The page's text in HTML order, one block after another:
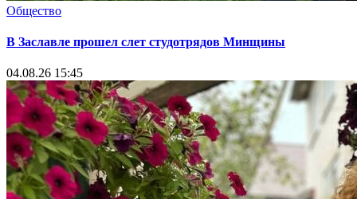
Общество
В Заславле прошел слет студотрядов Минщины
04.08.26 15:45